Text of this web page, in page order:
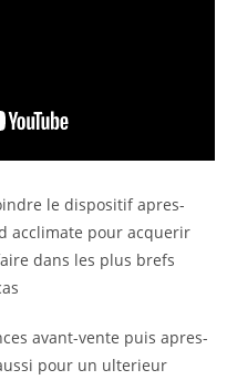
le dispositif apres-
acclimate pour acquerir
dans les plus brefs
avant-vente puis apres-
pour un ulterieur